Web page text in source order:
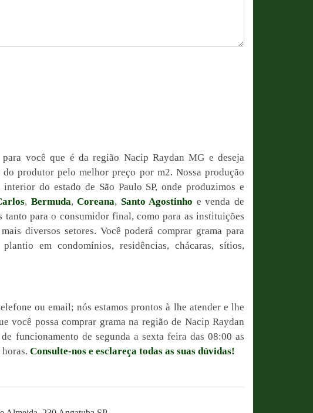
para você que é da região Nacip Raydan MG e deseja
produtor pelo melhor preço por m2. Nossa produção
do estado de São Paulo SP, onde produzimos e
, Bermuda,Coreana, Santo Agostinho e venda de
tanto para o consumidor final, como para as instituições
diversos setores. Você poderá comprar grama para
em condomínios, residências, chácaras, sítios,
ou email; nós estamos prontos à lhe atender e lhe
você possa comprar grama na região de Nacip Raydan
funcionamento de segunda a sexta feira das 08:00 as
Consulte-nos e esclareça todas as suas dúvidas!